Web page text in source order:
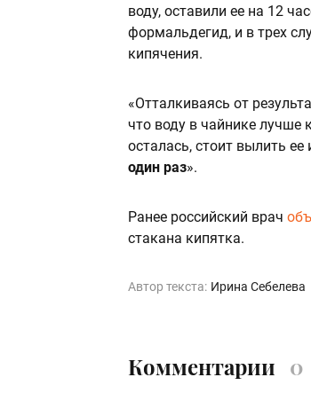
воду, оставили ее на 12
формальдегид, и в трех
кипячения.
«Отталкиваясь от
что воду в чайнике лучше
осталась, стоит вылить
один раз».
Ранее российский врач
стакана кипятка.
Автор текста: Ирина Себелева
Комментарии 0